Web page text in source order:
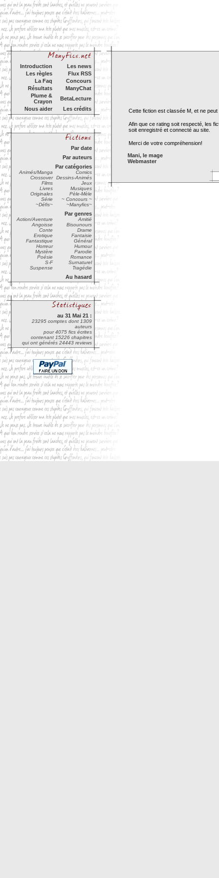
Introduction
Les news
Les règles
Flux RSS
La Faq
Concours
Résultats
ManyChat
Plume &
Crayon
BetaLecture
Nous aider
Les crédits
Par date
Par auteurs
Par catégories
Animés/Manga
Comics
Crossover
Dessins-Animés
Films
Jeux
Livres
Musiques
Originales
Pèle-Mèle
Série
~ Concours ~
~Défis~
~Manyfics~
Par genres
Action/Aventure
Amitié
Angoisse
Bisounours
Conte
Drame
Erotique
Fantaisie
Fantastique
Général
Horreur
Humour
Mystère
Parodie
Poésie
Romance
S-F
Surnaturel
Suspense
Tragédie
Au hasard
au 31 Mai 21 :
23295 comptes dont 1309
auteurs
pour 4075 fics écrites
contenant 15226 chapitres
qui ont générés 24443 reviews
Cette fiction est classée M, et ne
Afin que ce rating soit respecté, les
soit enregistré et connecté au site.
Merci de votre compréhension!
Mani, le mage
Webmaster